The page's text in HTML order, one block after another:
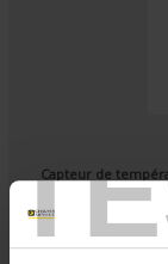
Capteur de